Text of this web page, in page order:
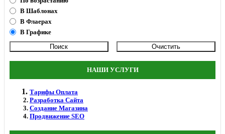
В Шаблонах
В Флаерах
В Графике
НАШИ УСЛУГИ
Тарифы Оплата
Разработка Сайта
Создание Магазина
Продвижение SEO